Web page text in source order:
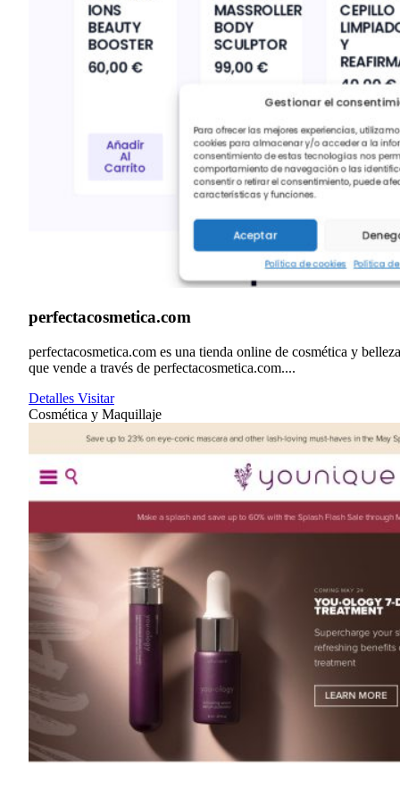
perfectacosmetica.com
perfectacosmetica.com es una tienda online de cosmética y belleza
que vende a través de perfectacosmetica.com....
Detalles Visitar
Cosmética y Maquillaje